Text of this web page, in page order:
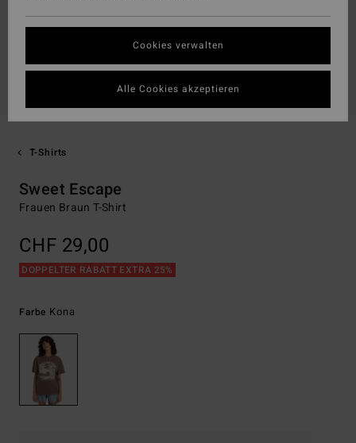
T-Shirts
Sweet Escape
Frauen Braun T-Shirt
CHF 29,00
DOPPELTER RABATT EXTRA 25%
Farbe Kona
Cookies verwalten
Alle Cookies akzeptieren